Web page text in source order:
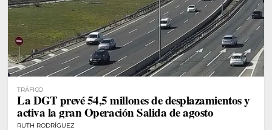
TRÁFICO
La DGT prevé 54,5 millones de desplazamientos y
activa la gran Operación Salida de agosto
RUTH RODRÍGUEZ